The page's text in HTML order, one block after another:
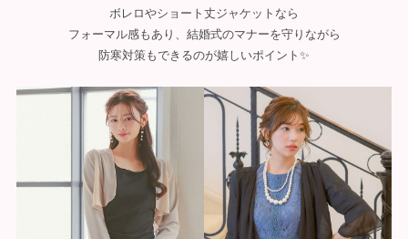
ボレロやショート丈ジャケットなら
フォーマル感もあり、結婚式のマナーを守りながら
防寒対策もできるのが嬉しいポイント✨